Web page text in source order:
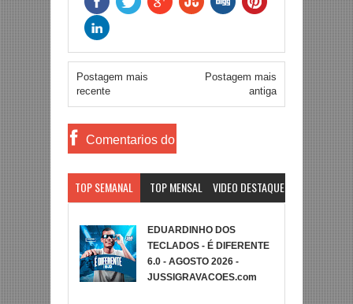
Postagem mais
recente
Postagem mais
antiga
Comentarios do
TOP SEMANAL TOP MENSAL VIDEO DESTAQUE
EDUARDINHO DOS
TECLADOS - É DIFERENTE
6.0 - AGOSTO 2026 -
JUSSIGRAVACOES.com